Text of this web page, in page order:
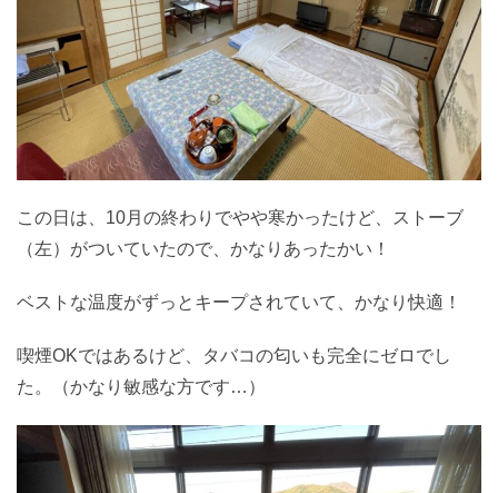
この日は、10月の終わりでやや寒かったけど、ストーブ
（左）がついていたので、かなりあったかい！
ベストな温度がずっとキープされていて、かなり快適！
喫煙OKではあるけど、タバコの匂いも完全にゼロでし
た。（かなり敏感な方です…）